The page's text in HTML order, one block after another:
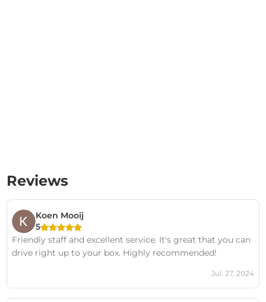
Reviews
Koen Mooij
5
Friendly staff and excellent service. It's great that you can
drive right up to your box. Highly recommended!
Jul. 27, 2024